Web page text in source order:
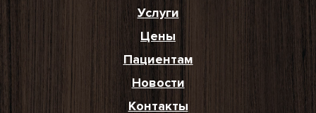
Услуги
Цены
Пациентам
Новости
Контакты